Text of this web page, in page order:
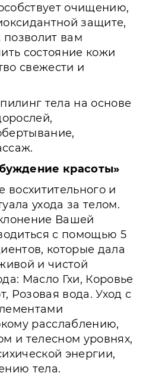
очищению,
защите,
позволит вам
состояние кожи
свежести и
тела на основе
красоты»
восхитительного и
ухода за телом.
Вашей
с помощью 5
которые дала
и чистой
Масло Гхи, Коровье
Розовая вода. Уход с
расслаблению,
и телесном уровнях,
энергии,
тела.